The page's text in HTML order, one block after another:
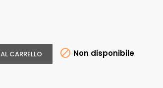
CARRELLO  Non disponibile